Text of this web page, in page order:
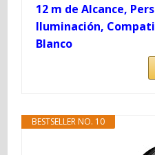
12 m de Alcance,
Iluminación,
Blanco
BESTSELLER NO. 10